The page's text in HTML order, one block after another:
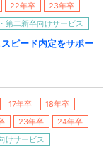
22年卒
23年卒
第二新卒向けサービス
ピード内定をサポー
17年卒
18年卒
23年卒
24年卒
けサービス